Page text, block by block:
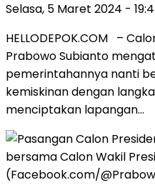
Selasa, 5 Maret 2024 -
HELLODEPOK.COM –
Prabowo Subianto
pemerintahannya nanti
kemiskinan dengan
menciptakan lapangan…